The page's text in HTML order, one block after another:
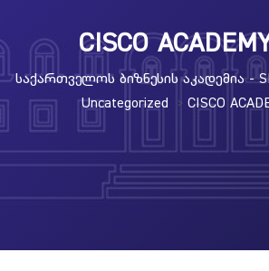
CISCO
Საქართველოს Ბიზნესის Აკადემია -
Uncategorized > CISCO